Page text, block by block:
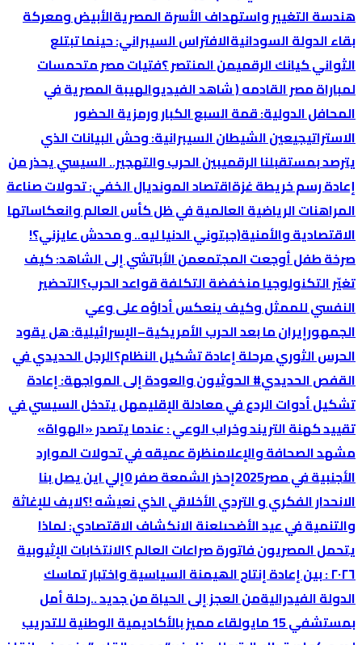
هندسة التغيير واستهداف الأسرة المصريةالأبيض ومعركة
بقاء الدولة السودانيةالافتراس السيبراني: حينما تبتلع
الثواني كيانك الرقميمن المنتصر ؟فتيات مصر متحمسات
لمباراة مصر القادمه ( شاهد الفيديوالهيبة المصرية في
المحافل الدولية: قمة السبع الكبار ورمزية الحضور
الاستراتيجيعين الشيطان السيبرانية: وحش البيانات الذي
يترصد بمستقبلنا الرقميبين الحرب والتهجير.. السيسي يحذر من
إعادة رسم خريطة غزةاقتصاد المونديال الخفي: تحولات صناعة
المراهنات الرياضية العالمية في ظل كأس العالم وانعكاساتها
الاقتصادية والأمنية(جبتوني الدنيا ليه.. و محدش عايزني؟!
صرخة طفل أوجعت المجتمعمن الأباتشي إلى الشاهد: كيف
تغيّر التكنولوجيا منخفضة التكلفة قواعد الحرب؟التحضير
النفسي للممثل وكيف ينعكس أداؤه على وعي
الجمهورإيران ما بعد الحرب الأمريكية–الإسرائيلية: هل يقود
الحرس الثوري مرحلة إعادة تشكيل النظام؟الرجل الحديدي في
القفص الحديدي# الحوثيون والعودة إلى المواجهة: إعادة
تشكيل أدوات الردع في معادلة الإقليمهل يتدخل السيسي في
تقييد كهنة التريند وخراب الوعي : عندما يتصدر «الهواة»
مشهد الصحافة والإعلامنظرة عميقه في تحولات الموارد
الأجنبية في مصر2025
إحذر الشمعة صفر 0 إلي اين يصل بنا
الانحدار الفكري و التردي الأخلاقي الذي نعيشه !؟لايف للإغاثة
والتنمية في عيد الأضحىلعنة الانكشاف الاقتصادي: لماذا
یتحمل المصریون فاتورة صراعات العالم ؟الانتخابات الإثیوبیة
٢٠٢٦ : بین إعادة إنتاج الھیمنة السیاسیة واختبار تماسك
الدولة الفیدرالیةمن العجز إلى الحياة من جديد ..رحلة أمل
بمستشفي 15 مايو
لقاء مميز بالأكاديمية الوطنية للتدريب